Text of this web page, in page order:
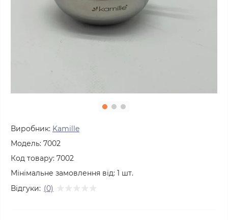
Виробник: Kamille
Модель: 7002
Код товару: 7002
Мінімальне замовлення від: 1 шт.
Відгуки: (0)